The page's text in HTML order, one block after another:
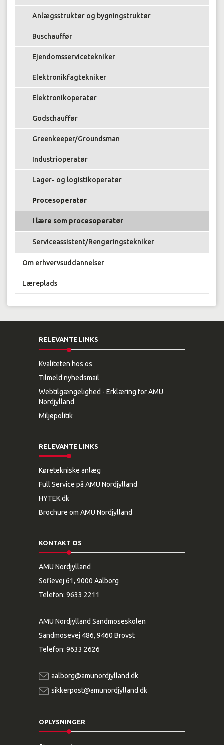
Anlægsstruktør og bygningstruktør
Buschauffør
Ejendomsservicetekniker
Elektronikfagtekniker
Elektronikoperatør
Godschauffør
Greenkeeper/Groundsman
Industrioperatør
Lager- og logistikoperatør
Procesoperatør
I lære som procesoperatør
Serviceassistent/Rengøringstekniker
Om erhvervsuddannelser
Læreplads
RELEVANTE LINKS
Kvaliteten hos os
Tilmeld nyhedsmail
Webtilgængelighed - Erklæring for AMU
Nordjylland
Miljøpolitik
RELEVANTE LINKS
Køretekniske anlæg
Full Service på AMU Nordjylland
HYTEK.dk
Brochure om AMU Nordjylland
KONTAKT OS
AMU Nordjylland
Sofievej 61, 9000 Aalborg
Telefon: 9633 2211
AMU Nordjylland Sandmoseskolen
Sandmosevej 486, 9460 Brovst
Telefon: 9633 2626
aalborg@amunordjylland.dk
sikkerpost@amunordjylland.dk
OPLYSNINGER